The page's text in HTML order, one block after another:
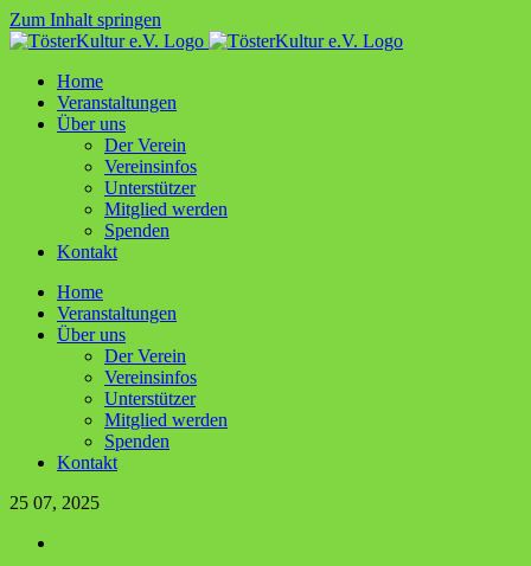
Zum Inhalt springen
Home
Ver­an­stal­tun­gen
Über uns
Der Ver­ein
Ver­ein­sin­fos
Unter­stüt­zer
Mit­glied werden
Spen­den
Kon­takt
Home
Ver­an­stal­tun­gen
Über uns
Der Ver­ein
Ver­ein­sin­fos
Unter­stüt­zer
Mit­glied werden
Spen­den
Kon­takt
25 07, 2025